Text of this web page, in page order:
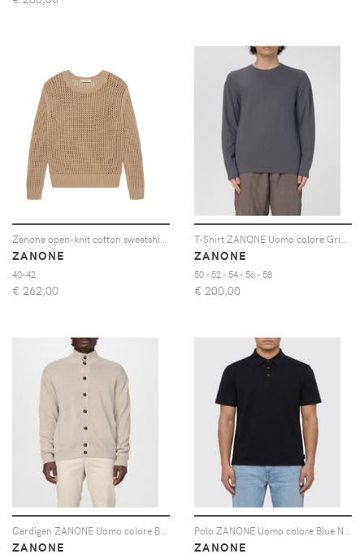
ZANONE
40-42
€ 262,00
ZANONE
50 - 52 - 54 - 56 - 58
€ 200,00
ZANONE ZANONE